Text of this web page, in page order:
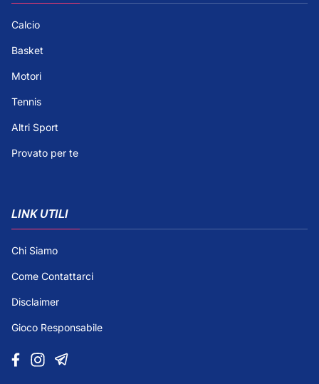
Calcio
Basket
Motori
Tennis
Altri Sport
Provato per te
LINK UTILI
Chi Siamo
Come Contattarci
Disclaimer
Gioco Responsabile